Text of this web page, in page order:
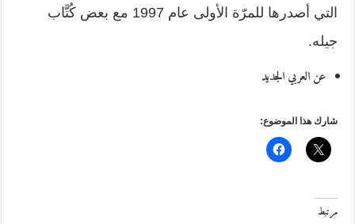
التي أصدرها للمرّة الأولى عام 1997 مع بعض كُتَّاب
جيله.
عن العربي الجديد
شارك هذا الموضوع:
مرتبط